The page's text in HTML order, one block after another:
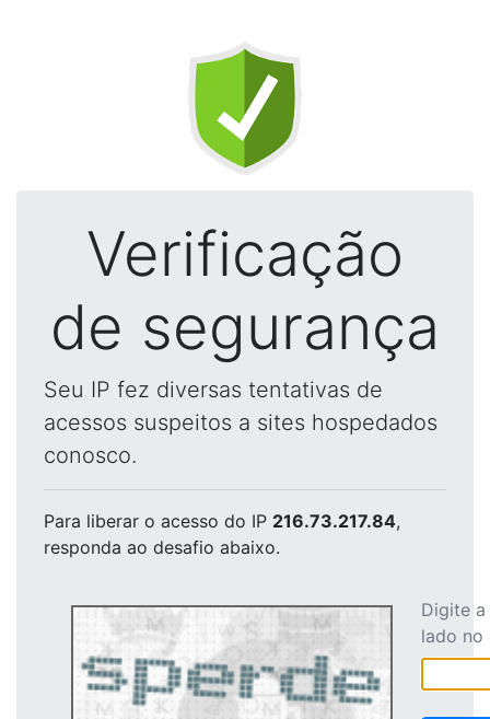
Verificação
de segurança
Seu IP fez diversas tentativas de
acessos suspeitos a sites hospedados
conosco.
Para liberar o acesso do IP 216.73.217.84,
responda ao desafio abaixo.
Digite
lado no